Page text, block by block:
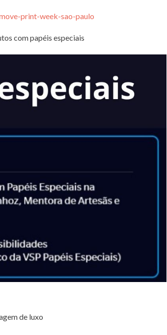
print-week-sao-paulo
com papéis especiais
de luxo